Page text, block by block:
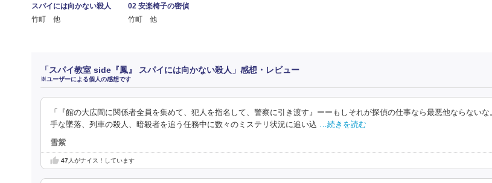
スパイには向かない殺人
竹町 他
02 安楽椅子の密偵
竹町 他
「スパイ教室 side『鳳』 スパイには向かない殺人」感想・レビュー
※ユーザーによる個人の感想です
「『館の大広間に関係者全員を集めて、犯人を指名して、警察に引き渡す』ーーもしそれが探偵の仕事なら最悪他ならない
手な墜落、列車の殺人、暗殺者を追う任務中に数々のミステリ状況に追い込 …続きを読む
雪紫
47人がナイス！しています